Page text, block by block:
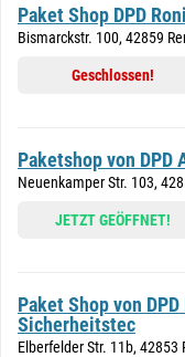
Paket Shop DPD
Bismarckstr. 100, 42859
Geschlossen!
Paketshop von DPD
Neuenkamper Str. 103,
JETZT GEÖFFNET!
Paket Shop von
Sicherheitstec
Elberfelder Str. 11b, 42853